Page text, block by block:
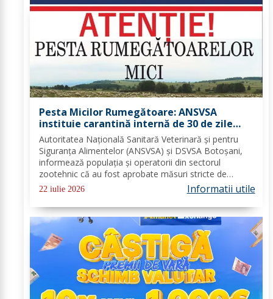
Pesta Micilor Rumegătoare: ANSVSA
instituie carantină internă de 30 de zile
pentru ovine și caprine
Autoritatea Națională Sanitară Veterinară și pentru
Siguranța Alimentelor (ANSVSA) și DSVSA Botoșani,
informează populația și operatorii din sectorul
zootehnic că au fost aprobate măsuri stricte de
urgență pe întreg teritoriul României. Decizia nr. 1,
emisă de Comitetul Național pentru Situații de...
22 iulie 2026 Informatii utile